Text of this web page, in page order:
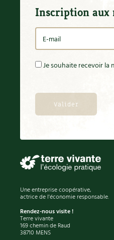
Parasite
Partenariat
Participatif
Patate douce
Pelouse
Permaculture
Pesticides
Petits pois
Piment
Pissenlit
Pizza
Plantes
Plantes d'extérieur
Inscription aux
Je souhaite recevoir la
Une entreprise coopérative,
actrice de l'économie responsable.
Rendez-nous visite !
Terre vivante
169 chemin de Raud
38710 MENS